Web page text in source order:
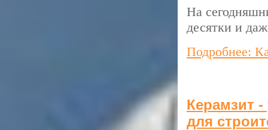
На
десятки и
Подробнее:
Керамзит
для